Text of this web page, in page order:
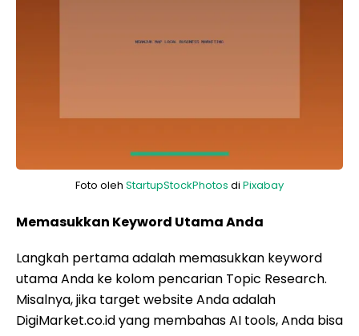
Foto oleh StartupStockPhotos di Pixabay
Memasukkan Keyword Utama Anda
Langkah pertama adalah memasukkan keyword
utama Anda ke kolom pencarian Topic Research.
Misalnya, jika target website Anda adalah
DigiMarket.co.id yang membahas AI tools, Anda bisa